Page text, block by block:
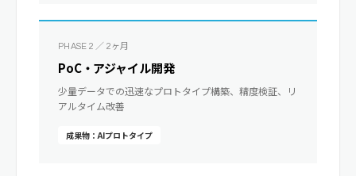
PHASE 2 ／ 2ヶ月
PoC・アジャイル開発
少量データでの迅速なプロトタイプ構築、精度検証、リ
アルタイム改善
成果物：AIプロトタイプ